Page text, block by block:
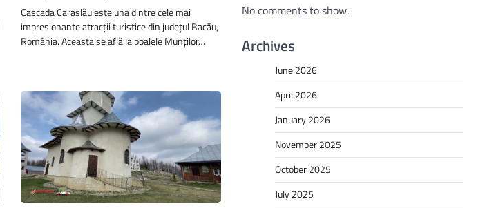
Cascada Caraslău este una dintre cele mai
impresionante atracții turistice din județul Bacău,
România. Aceasta se află la poalele Munților…
No comments to show.
Archives
June 2026
April 2026
January 2026
November 2025
October 2025
July 2025